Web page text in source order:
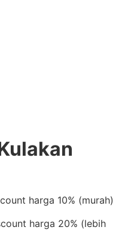
harga 10% (murah)
harga 20% (lebih